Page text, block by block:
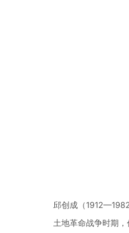
邱创成（
土地革命战争时期